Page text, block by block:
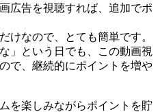
広告を視聴すれば、追加でポ
けなので、とても簡単です。
」という日でも、この動画視
で、継続的にポイントを増や
を楽しみながらポイントを貯